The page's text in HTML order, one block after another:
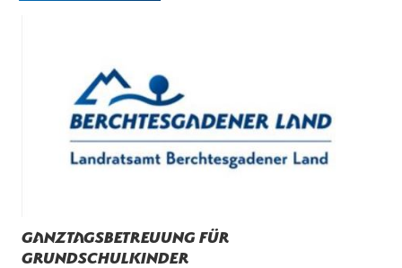
Ganztagsbetreuung für
Grundschulkinder